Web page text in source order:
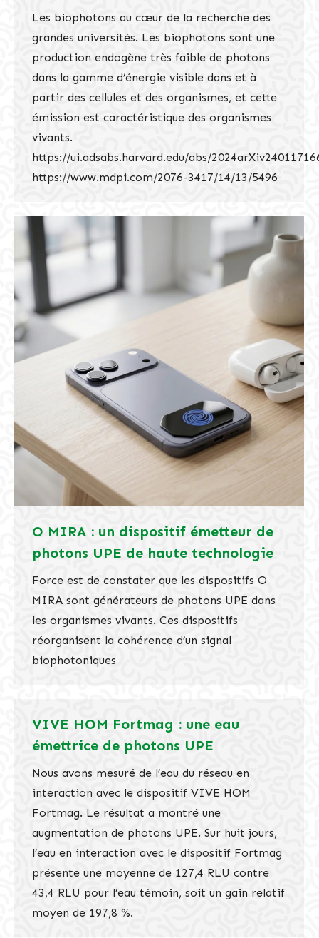
Les biophotons au cœur de la recherche des
grandes universités. Les biophotons sont une
production endogène très faible de photons
dans la gamme d’énergie visible dans et à
partir des cellules et des organismes, et cette
émission est caractéristique des organismes
vivants.
https://ui.adsabs.harvard.edu/abs/
https://www.mdpi.com/2076-3417/14/13/5496
O MIRA : un dispositif émetteur de
photons UPE de haute technologie
Force est de constater que les dispositifs O
MIRA sont générateurs de photons UPE dans
les organismes vivants. Ces dispositifs
réorganisent la cohérence d’un signal
biophotoniques
VIVE HOM Fortmag : une eau
émettrice de photons UPE
Nous avons mesuré de l’eau du réseau en
interaction avec le dispositif VIVE HOM
Fortmag. Le résultat a montré une
augmentation de photons UPE. Sur huit jours,
l’eau en interaction avec le dispositif Fortmag
présente une moyenne de 127,4 RLU contre
43,4 RLU pour l’eau témoin, soit un gain relatif
moyen de 197,8 %.